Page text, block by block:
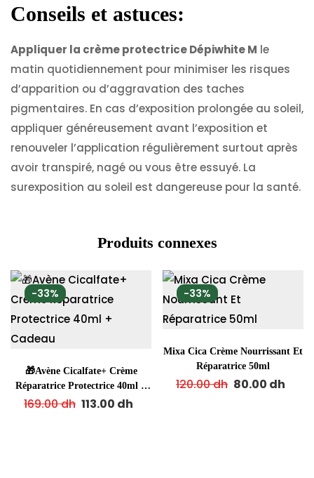
Conseils et astuces:
Appliquer la crème protectrice Dépiwhite M le
matin quotidiennement pour minimiser les risques
d’apparition ou d’aggravation des taches
pigmentaires. En cas d’exposition prolongée au soleil,
appliquer généreusement avant l’exposition et
renouveler l’application régulièrement surtout après
avoir transpiré, nagé ou vous être essuyé. La
surexposition au soleil est dangereuse pour la santé.
Produits connexes
-33%
🎁Avène Cicalfate+ Crème
Réparatrice Protectrice 40ml +
Cadeau
169.00dh 113.00 dh
-33%
Mixa Cica Crème Nourrissant Et
Réparatrice 50ml
120.00dh 80.00 dh